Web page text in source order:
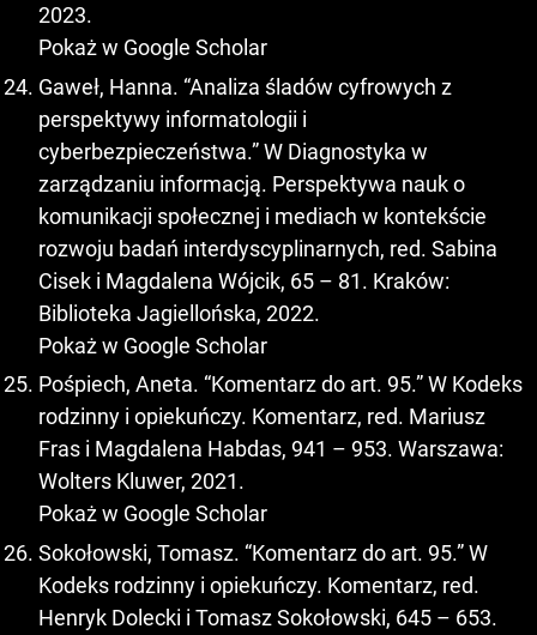
2023.
Pokaż w Google Scholar
Gaweł, Hanna. “Analiza śladów cyfrowych z
perspektywy informatologii i
cyberbezpieczeństwa.” W Diagnostyka w
zarządzaniu informacją. Perspektywa nauk o
komunikacji społecznej i mediach w kontekście
rozwoju badań interdyscyplinarnych, red. Sabina
Cisek i Magdalena Wójcik, 65 – 81. Kraków:
Biblioteka Jagiellońska, 2022.
Pokaż w Google Scholar
Pośpiech, Aneta. “Komentarz do art. 95.” W Kodeks
rodzinny i opiekuńczy. Komentarz, red. Mariusz
Fras i Magdalena Habdas, 941 – 953. Warszawa:
Wolters Kluwer, 2021.
Pokaż w Google Scholar
Sokołowski, Tomasz. “Komentarz do art. 95.” W
Kodeks rodzinny i opiekuńczy. Komentarz, red.
Henryk Dolecki i Tomasz Sokołowski, 645 – 653.